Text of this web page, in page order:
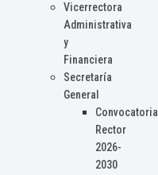
Vicerrectora
Administrativa
y
Financiera
Secretaría
General
Convocatoria
Rector
2026-
2030